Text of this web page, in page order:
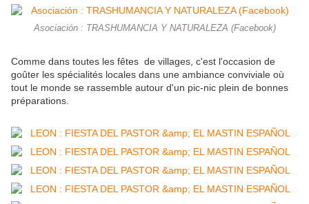
Asociación : TRASHUMANCIA Y NATURALEZA (Facebook)
Comme dans toutes les fêtes de villages, c'est l'occasion de
goûter les spécialités locales dans une ambiance conviviale où
tout le monde se rassemble autour d'un pic-nic plein de bonnes
préparations.